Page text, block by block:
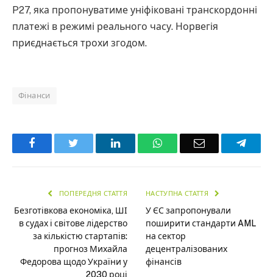
P27, яка пропонуватиме уніфіковані транскордонні
платежі в режимі реального часу. Норвегія
приєднається трохи згодом.
Фінанси
Facebook LinkedInWhatsAppEmail
ПОПЕРЕДНЯ СТАТТЯ
Безготівкова економіка, ШІ
в судах і світове лідерство
за кількістю стартапів:
прогноз Михайла
Федорова щодо України у
2030 році
НАСТУПНА СТАТТЯ
У ЄС запропонували
поширити стандарти AML
на сектор
децентралізованих
фінансів